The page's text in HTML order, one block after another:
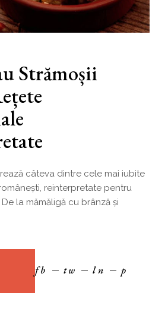
Strămoșii
câteva dintre cele mai iubite
reinterpretate pentru
la mămăligă cu brânză și
fb tw ln p